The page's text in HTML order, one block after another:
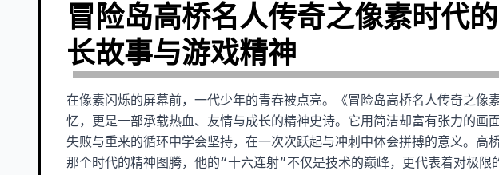
冒险岛高桥名人传奇之像素时代
长故事与游戏精神
在像素闪烁的屏幕前，一代少年的青春被点亮。《冒险岛高桥名人传奇之像
忆，更是一部承载热血、友情与成长的精神史诗。它用简洁却富有张力的画
失败与重来的循环中学会坚持，在一次次跃起与冲刺中体会拼搏的意义。高
那个时代的精神图腾，他的“十六连射”不仅是技术的巅峰，更代表着对极